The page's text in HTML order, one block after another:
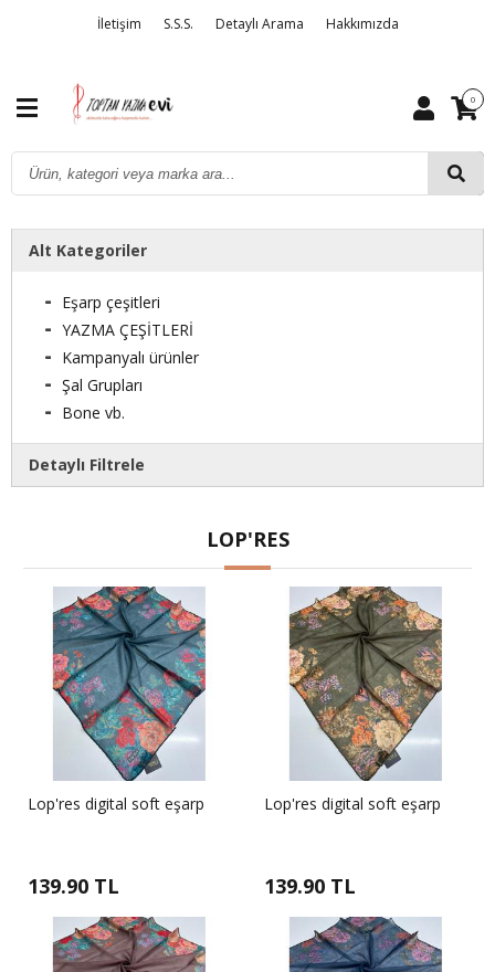
İletişim S.S.S. Detaylı Arama Hakkımızda
0
Alt Kategoriler
Eşarp çeşitleri
YAZMA ÇEŞİTLERİ
Kampanyalı ürünler
Şal Grupları
Bone vb.
Detaylı Filtrele
LOP'RES
Lop'res digital soft eşarp
139.90 TL
Lop'res digital soft eşarp
139.90 TL